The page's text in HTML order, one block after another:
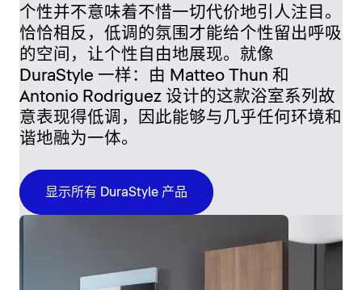
个性并不意味着不惜一切代价地引人注目。
恰恰相反，低调的氛围才能给个性留出呼吸
的空间，让个性自由地展现。就像
DuraStyle 一样：由 Matteo Thun 和
Antonio Rodriguez 设计的这款浴室系列故
意表现得低调，因此能够与几乎任何环境和
谐地融为一体。
显示所有 DuraStyle 产品